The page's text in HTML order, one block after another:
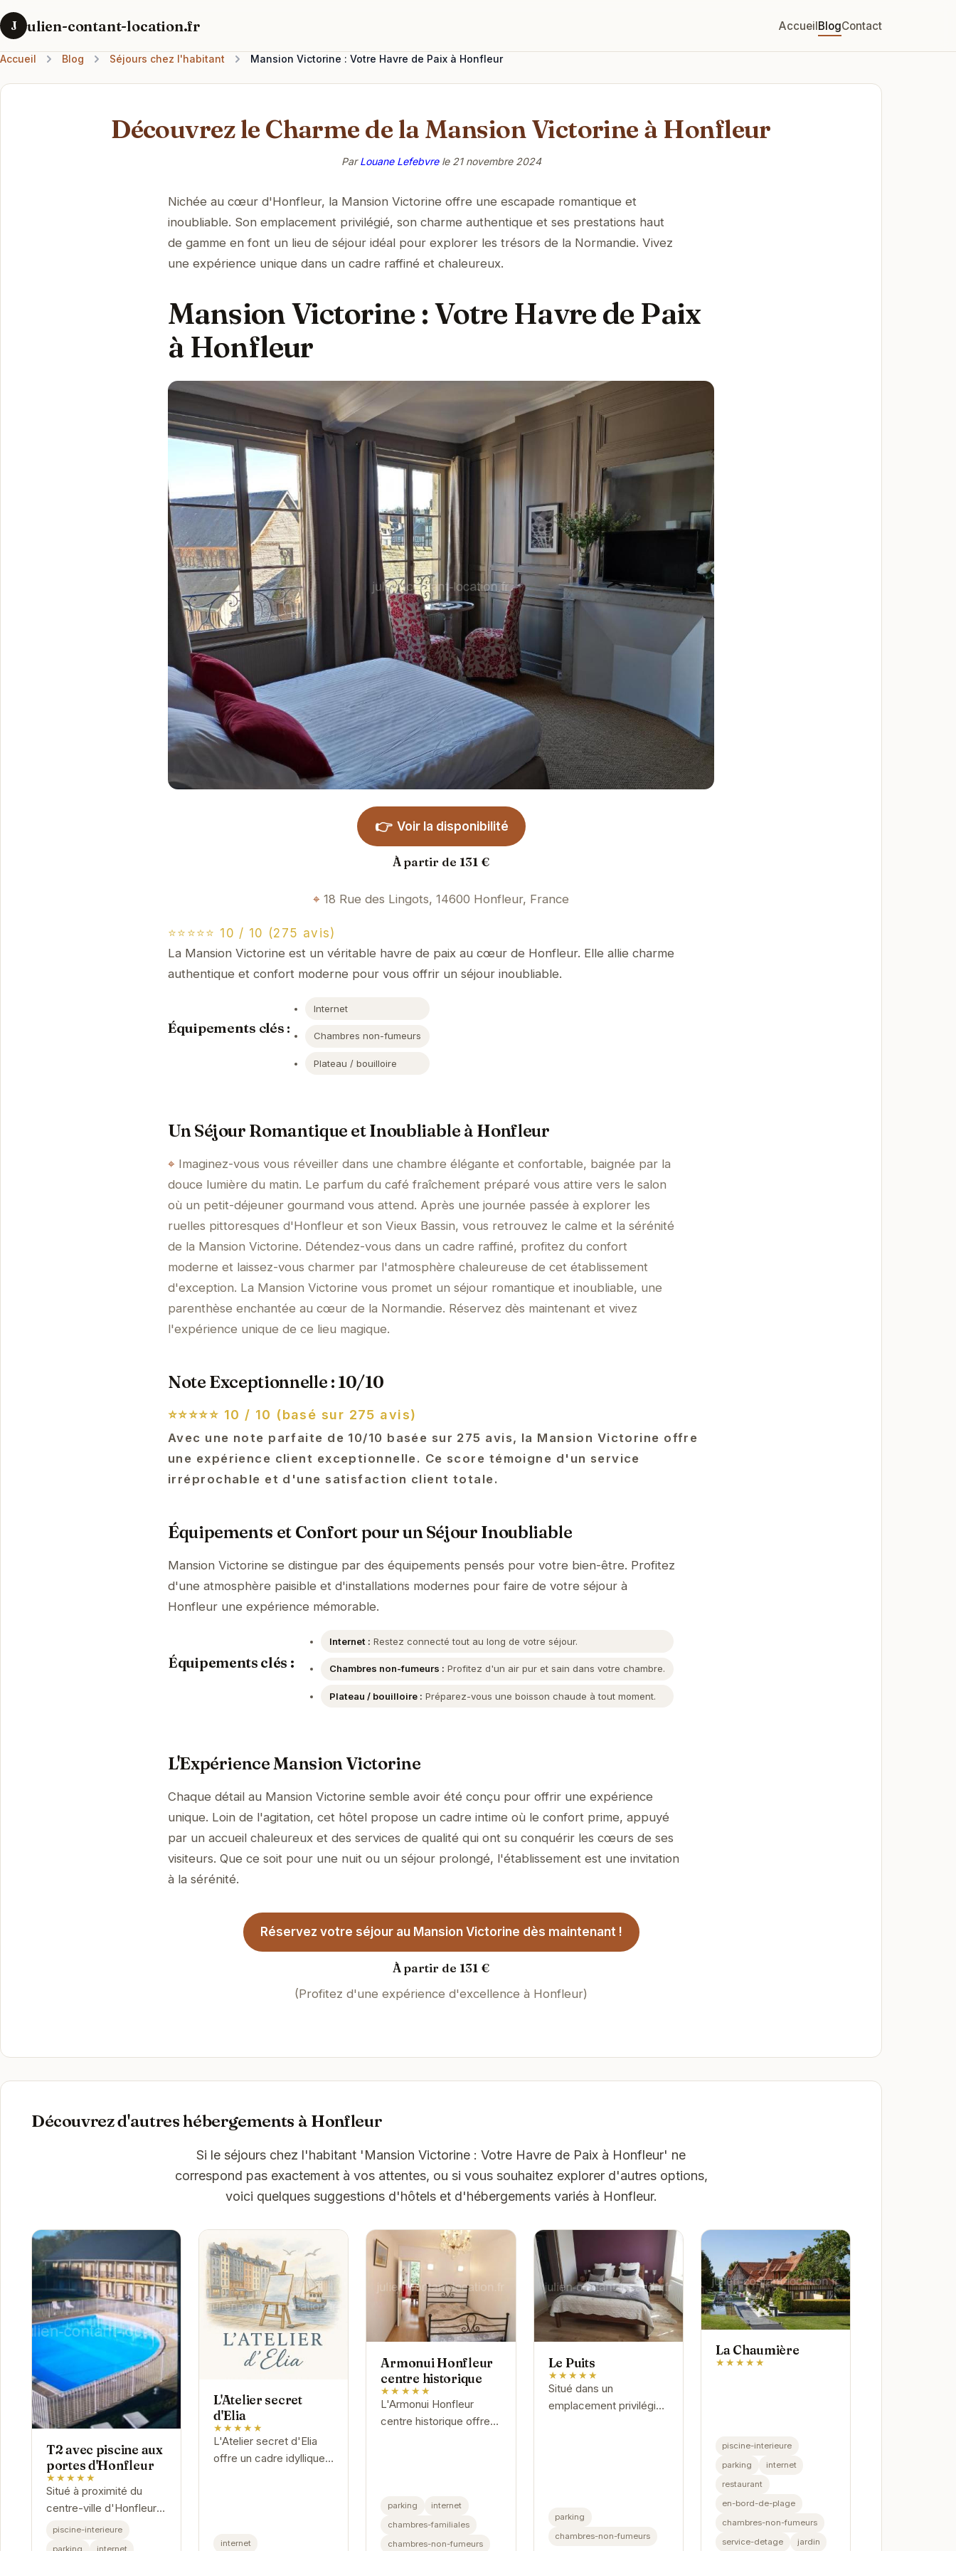
J ulien-contant-location.fr AccueilBlogContact
Accueil Blog Séjours chez l'habitant Mansion Victorine : Votre Havre de Paix à Honfleur
Découvrez le Charme de la Mansion Victorine à Honfleur
ParLouane Lefebvrele 21 novembre 2024
Nichée au cœur d'Honfleur, la Mansion Victorine offre une escapade romantique et
inoubliable. Son emplacement privilégié, son charme authentique et ses prestations haut
de gamme en font un lieu de séjour idéal pour explorer les trésors de la Normandie. Vivez
une expérience unique dans un cadre raffiné et chaleureux.
Mansion Victorine : Votre Havre de Paix
à Honfleur
👉 Voir la disponibilité
À partir de 131 €
18 Rue des Lingots, 14600 Honfleur, France
⭐⭐⭐⭐⭐ 10 / 10 (275 avis)
La Mansion Victorine est un véritable havre de paix au cœur de Honfleur. Elle allie charme
authentique et confort moderne pour vous offrir un séjour inoubliable.
Équipements clés :
Internet
Chambres non-fumeurs
Plateau / bouilloire
Un Séjour Romantique et Inoubliable à Honfleur
Imaginez-vous vous réveiller dans une chambre élégante et confortable, baignée par la
douce lumière du matin. Le parfum du café fraîchement préparé vous attire vers le salon
où un petit-déjeuner gourmand vous attend. Après une journée passée à explorer les
ruelles pittoresques d'Honfleur et son Vieux Bassin, vous retrouvez le calme et la sérénité
de la Mansion Victorine. Détendez-vous dans un cadre raffiné, profitez du confort
moderne et laissez-vous charmer par l'atmosphère chaleureuse de cet établissement
d'exception. La Mansion Victorine vous promet un séjour romantique et inoubliable, une
parenthèse enchantée au cœur de la Normandie. Réservez dès maintenant et vivez
l'expérience unique de ce lieu magique.
Note Exceptionnelle : 10/10
⭐⭐⭐⭐⭐ 10 / 10 (basé sur 275 avis)
Avec une note parfaite de 10/10 basée sur 275 avis, la Mansion Victorine offre
une expérience client exceptionnelle. Ce score témoigne d'un service
irréprochable et d'une satisfaction client totale.
Équipements et Confort pour un Séjour Inoubliable
Mansion Victorine se distingue par des équipements pensés pour votre bien-être. Profitez
d'une atmosphère paisible et d'installations modernes pour faire de votre séjour à
Honfleur une expérience mémorable.
Équipements clés :
Internet : Restez connecté tout au long de votre séjour.
Chambres non-fumeurs : Profitez d'un air pur et sain dans votre chambre.
Plateau / bouilloire : Préparez-vous une boisson chaude à tout moment.
L'Expérience Mansion Victorine
Chaque détail au Mansion Victorine semble avoir été conçu pour offrir une expérience
unique. Loin de l'agitation, cet hôtel propose un cadre intime où le confort prime, appuyé
par un accueil chaleureux et des services de qualité qui ont su conquérir les cœurs de ses
visiteurs. Que ce soit pour une nuit ou un séjour prolongé, l'établissement est une invitation
à la sérénité.
Réservez votre séjour au Mansion Victorine dès maintenant !
À partir de 131 €
(Profitez d'une expérience d'excellence à Honfleur)
Découvrez d'autres hébergements à Honfleur
Si le séjours chez l'habitant 'Mansion Victorine : Votre Havre de Paix à Honfleur' ne
correspond pas exactement à vos attentes, ou si vous souhaitez explorer d'autres options,
voici quelques suggestions d'hôtels et d'hébergements variés à Honfleur.
T2 avec piscine aux
portes d'Honfleur
★★★★★
Situé à proximité du
centre-ville d'Honfleur,
ce charmant T2 offre un
piscine-interieure
L'Atelier secret
d'Elia
★★★★★
L'Atelier secret d'Elia
offre un cadre idyllique
au cœur...
internet
Armonui Honfleur
centre historique
★★★★★
L'Armonui Honfleur
centre historique offre
parking
internet
chambres-familiales
chambres-non-fumeurs
Le Puits
★★★★★
Situé dans un
emplacement privilégié,
parking
chambres-non-fumeurs
La Chaumière
★★★★★
piscine-interieure
parking
internet
restaurant
en-bord-de-plage
chambres-non-fumeurs
service-detage
jardin